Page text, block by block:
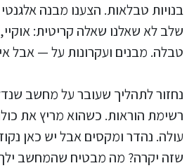
בנויות טבלאות. הצענו מבנה
שלב לא שאלנו שאלה קריטית:
טבלה. מבנים ועקרונות על — אבל
נחזור לתהליך שעובר על מחשב
רשימת הוראות. כשהוא מריץ את
עולה. נהדר ומקסים אבל יש כאן
שזה יקרה? מה מבטיח שהמחשב